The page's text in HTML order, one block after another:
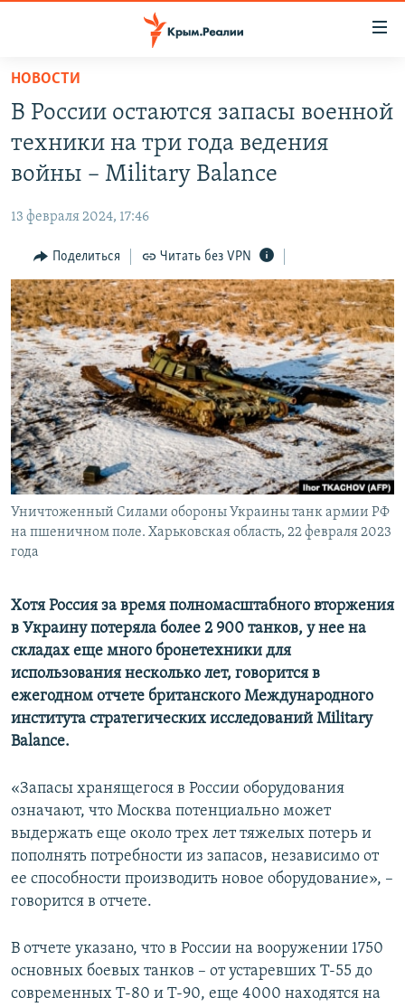
Вернуться
основному
содержанию
Вернутся
главной
навигации
Вернутся
поиску
ГРУЗ 200
11 ЛЕТ ОККУПАЦИИ КРЫМА. 11 ИСТОРИЙ СОПРОТИВЛЕНИЯ
ВОДА
ЕЩЕ
ИНТЕРАКТИВ
ИНФОГРАФИКА
ТЕЛЕПРОЕКТ КРЫМ.РЕАЛИИ
СОВЕТЫ ПРАВОЗАЩИТНИКОВ
ПРОПАВШИЕ БЕЗ ВЕСТИ
ПОБЕДИТЕЛЕЙ НЕ СУДЯТ?
КРЫМ.НЕПОКОРЕННЫЙ
ELIFBE
УКРАИНСКАЯ ПРОБЛЕМА КРЫМА
РАДІО СВОБОДА
КАК ОБОЙТИ БЛОКИРОВКУ
Українською
Qırımtatar
ПРИСОЕДИНЯЙТЕСЬ!
НОВОСТИ
В России остаются запасы военной
техники на три года ведения
войны – Military Balance
13 февраля 2024, 17:46
Поделиться Читать без VPN
Уничтоженный Силами обороны Украины танк армии РФ
на пшеничном поле. Харьковская область, 22 февраля 2023
года
Хотя Россия за время полномасштабного вторжения
в Украину потеряла более 2 900 танков, у нее на
складах еще много бронетехники для
использования несколько лет, говорится в
ежегодном отчете британского Международного
института стратегических исследований Military
Balance.
«Запасы хранящегося в России оборудования
означают, что Москва потенциально может
выдержать еще около трех лет тяжелых потерь и
пополнять потребности из запасов, независимо от
ее способности производить новое оборудование», –
говорится в отчете.
В отчете указано, что в России на вооружении 1750
основных боевых танков – от устаревших Т-55 до
современных Т-80 и Т-90, еще 4000 находятся на